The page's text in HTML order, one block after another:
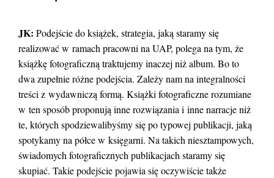
JK: Podejście do książek, strategia, jaką staramy się
realizować w ramach pracowni na UAP, polega na tym, że
książkę fotograficzną traktujemy inaczej niż album. Bo to
dwa zupełnie różne podejścia. Zależy nam na integralności
treści z wydawniczą formą. Książki fotograficzne rozumiane
w ten sposób proponują inne rozwiązania i inne narracje niż
te, których spodziewalibyśmy się po typowej publikacji, jaką
spotykamy na półce w księgarni. Na takich niesztampowych,
świadomych fotograficznych publikacjach staramy się
skupiać. Takie podejście pojawia się oczywiście także